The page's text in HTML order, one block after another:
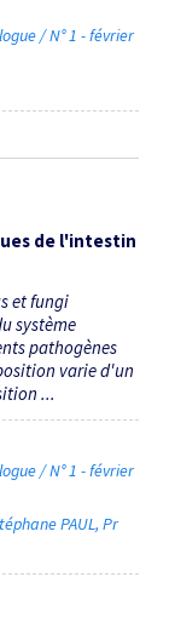
/ N° 1 - février
de l'intestin
et fungi
système
pathogènes
varie d'un
...
/ N° 1 - février
PAUL Pr